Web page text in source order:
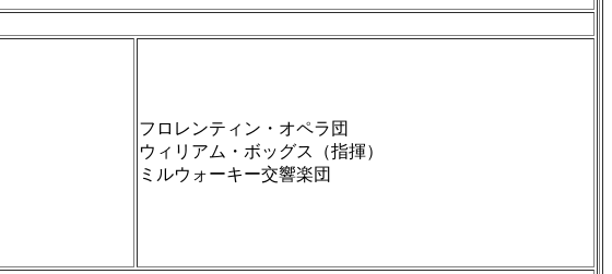
フロレンティン・オペラ団
ウィリアム・ボッグス（指揮）
ミルウォーキー交響楽団